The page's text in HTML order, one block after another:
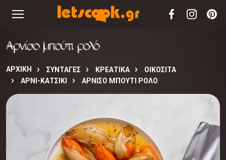
Αρνίσο μπούτι ρολό
ΑΡΧΙΚΉ ΣΥΝΤΑΓΈΣ ΚΡΕΑΤΙΚΑ
ΟΙΚΟΣΙΤΑ
ΑΡΝΙ-ΚΑΤΣΙΚΙ
ΑΡΝΊΣΟ ΜΠΟΎΤΙ ΡΟΛΌ